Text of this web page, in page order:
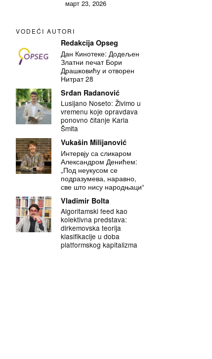
март 23, 2026
VODEĆI AUTORI
Redakcija Opseg
Дан Кинотеке: Додељен
Златни печат Бори
Драшковићу и отворен
Нитрат 28
Srđan Radanović
Lusijano Noseto: Živimo u
vremenu koje opravdava
ponovno čitanje Karla
Šmita
Vukašin Milijanović
Интервју са сликаром
Александром Денићем:
„Под неукусом се
подразумева, наравно,
све што нису народњаци“
Vladimir Bolta
Algoritamski feed kao
kolektivna predstava:
dirkemovska teorija
klasifikacije u doba
platformskog kapitalizma